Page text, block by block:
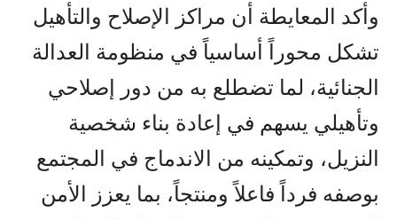
وأكد المعايطة أن مراكز الإصلاح والتأهيل
تشكل محوراً أساسياً في منظومة العدالة
الجنائية، لما تضطلع به من دور إصلاحي
وتأهيلي يسهم في إعادة بناء شخصية
النزيل، وتمكينه من الاندماج في المجتمع
بوصفه فرداً فاعلاً ومنتجاً، بما يعزز الأمن